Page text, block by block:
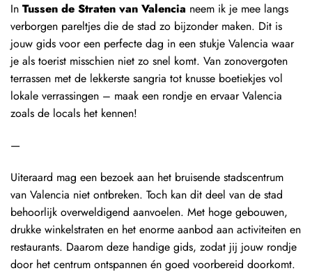
In Tussen de Straten van Valencia neem ik je mee langs
verborgen pareltjes die de stad zo bijzonder maken. Dit is
jouw gids voor een perfecte dag in een stukje Valencia waar
je als toerist misschien niet zo snel komt. Van zonovergoten
terrassen met de lekkerste sangria tot knusse boetiekjes vol
lokale verrassingen – maak een rondje en ervaar Valencia
zoals de locals het kennen!
—
Uiteraard mag een bezoek aan het bruisende stadscentrum
van Valencia niet ontbreken. Toch kan dit deel van de stad
behoorlijk overweldigend aanvoelen. Met hoge gebouwen,
drukke winkelstraten en het enorme aanbod aan activiteiten en
restaurants. Daarom deze handige gids, zodat jij jouw rondje
door het centrum ontspannen én goed voorbereid doorkomt.